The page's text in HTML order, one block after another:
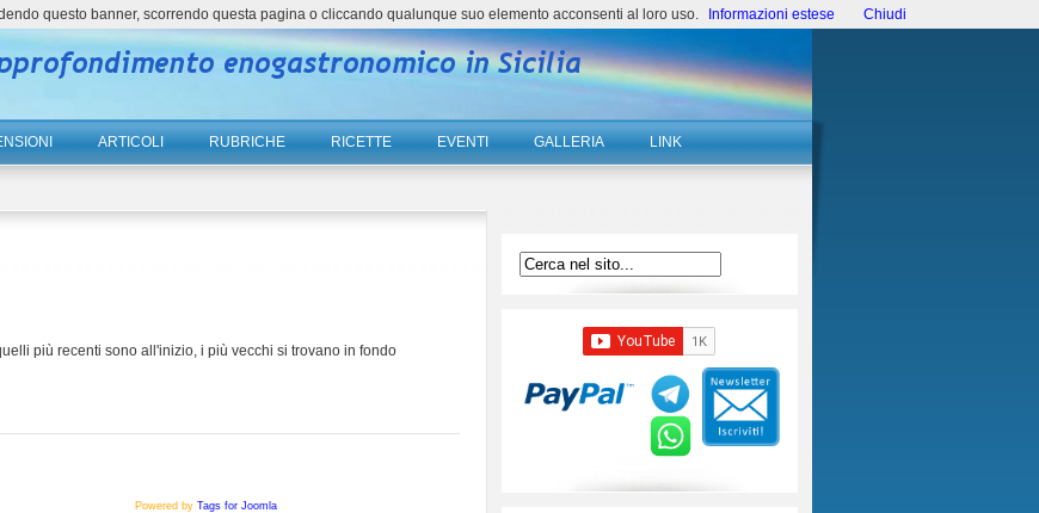
ARTICOLI RUBRICHE RICETTE EVENTI GALLERIA LINK
più recenti sono all'inizio, i più vecchi si trovano in fondo
Powered by Tags for Joomla
questo banner, scorrendo questa pagina o cliccando qualunque suo elemento acconsenti al loro uso. Informazioni estese Chiudi